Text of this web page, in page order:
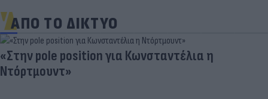
ΑΠΟ ΤΟ ΔΙΚΤΥΟ
«Στην pole position για Κωνσταντέλια η
Ντόρτμουντ»